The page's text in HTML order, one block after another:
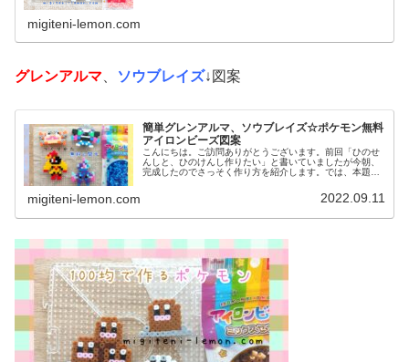
migiteni-lemon.com
グレンアルマ ソウブレイズ↓図案
簡単グレンアルマ、ソウブレイズ☆ポケモン無料
アイロンビーズ図案
こんにちは。ご訪問ありがとうございます。前回「ひのせ
んしと、ひのけんし作りたい」と書いていましたが今朝、
完成したのでさっそく作り方を紹介します。では、本題へ↓
migiteni-lemon.com 2022.09.11